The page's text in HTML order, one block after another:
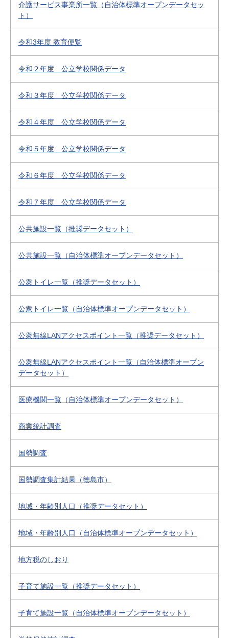
介護サービス事業所一覧（自治体標準オープンデータセッ
ト）
令和3年度 教育便覧
令和２年度 公立学校関係データ
令和３年度 公立学校関係データ
令和４年度 公立学校関係データ
令和５年度 公立学校関係データ
令和６年度 公立学校関係データ
令和７年度 公立学校関係データ
公共施設一覧（推奨データセット）
公共施設一覧（自治体標準オープンデータセット）
公衆トイレ一覧（推奨データセット）
公衆トイレ一覧（自治体標準オープンデータセット）
公衆無線LANアクセスポイント一覧（推奨データセット）
公衆無線LANアクセスポイント一覧（自治体標準オープン
データセット）
医療機関一覧（自治体標準オープンデータセット）
商業統計調査
国勢調査
国勢調査集計結果（徳島市）
地域・年齢別人口（推奨データセット）
地域・年齢別人口（自治体標準オープンデータセット）
地方税のしおり
子育て施設一覧（推奨データセット）
子育て施設一覧（自治体標準オープンデータセット）